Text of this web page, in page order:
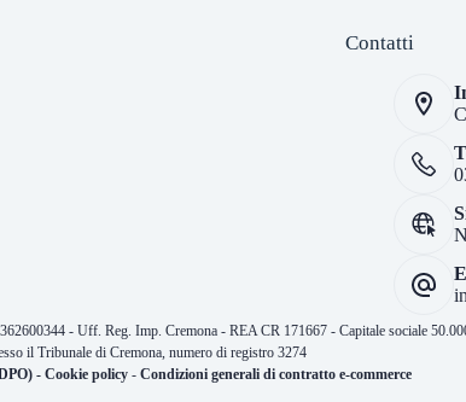
Contatti
- Uff. Reg. Imp. Cremona - REA CR 171667 - Capitale sociale
il Tribunale di Cremona, numero di registro 3274
-Cookie policy -Condizioni generali di contratto e-commerce